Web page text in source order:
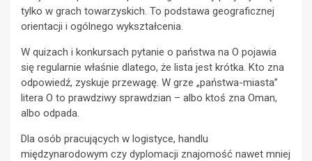
tylko w grach towarzyskich. To podstawa geograficznej
orientacji i ogólnego wykształcenia.
W quizach i konkursach pytanie o państwa na O pojawia
się regularnie właśnie dlatego, że lista jest krótka. Kto zna
odpowiedź, zyskuje przewagę. W grze „państwa-miasta”
litera O to prawdziwy sprawdzian – albo ktoś zna Oman,
albo odpada.
Dla osób pracujących w logistyce, handlu
międzynarodowym czy dyplomacji znajomość nawet mniej